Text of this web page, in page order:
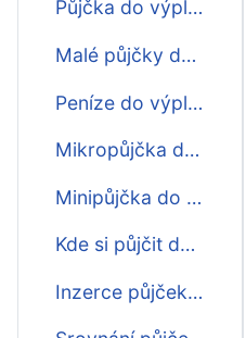
Půjčka do výplaty 20000
Malé půjčky do výplaty
Peníze do výplaty ihned
Mikropůjčka do výplaty
Minipůjčka do výplaty
Kde si půjčit do výplaty
Inzerce půjček do výplaty